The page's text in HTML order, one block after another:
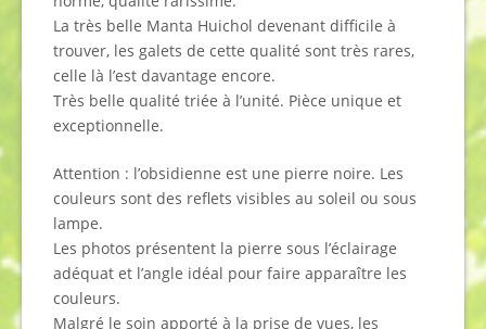
La très belle Manta Huichol devenant difficile à
trouver, les galets de cette qualité sont très rares,
celle là l’est davantage encore.
Très belle qualité triée à l’unité. Pièce unique et
exceptionnelle.
Attention : l’obsidienne est une pierre noire. Les
couleurs sont des reflets visibles au soleil ou sous
lampe.
Les photos présentent la pierre sous l’éclairage
adéquat et l’angle idéal pour faire apparaître les
couleurs.
Malgré le soin apporté à la prise de vues, les